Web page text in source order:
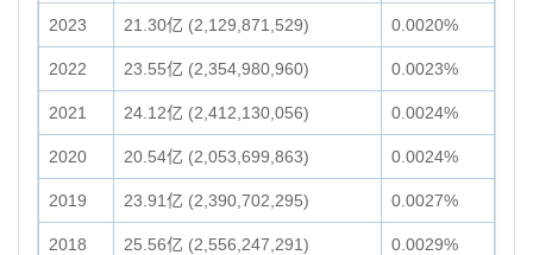
2023 21.30亿 (2,129,871,529) 0.0020%
2022 23.55亿 (2,354,980,960) 0.0023%
2021 24.12亿 (2,412,130,056) 0.0024%
2020 20.54亿 (2,053,699,863) 0.0024%
2019 23.91亿 (2,390,702,295) 0.0027%
2018 25.56亿 (2,556,247,291) 0.0029%